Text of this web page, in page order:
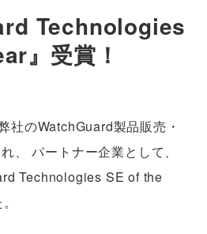
Technologies
』受賞！
社のWatchGuard製品販売・
、 パートナー企業として、
Technologies SE of the